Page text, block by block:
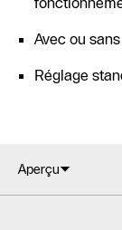
Avec ou
Réglage
Aperçu